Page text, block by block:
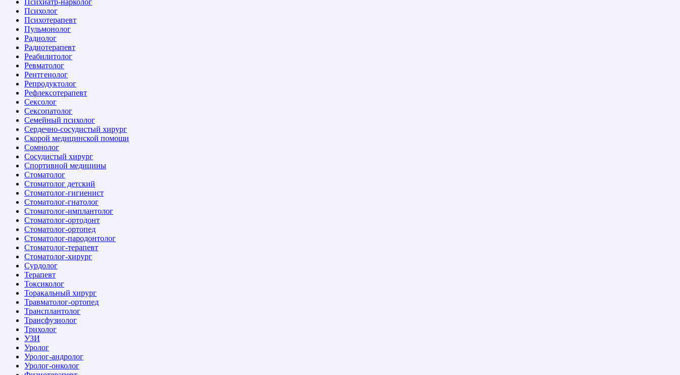
Психиатр-нарколог
Психолог
Психотерапевт
Пульмонолог
Радиолог
Радиотерапевт
Реабилитолог
Ревматолог
Рентгенолог
Репродуктолог
Рефлексотерапевт
Сексолог
Сексопатолог
Семейный психолог
Сердечно-сосудистый хирург
Скорой медицинской помощи
Сомнолог
Сосудистый хирург
Спортивной медицины
Стоматолог
Стоматолог детский
Стоматолог-гигиенист
Стоматолог-гнатолог
Стоматолог-имплантолог
Стоматолог-ортодонт
Стоматолог-ортопед
Стоматолог-пародонтолог
Стоматолог-терапевт
Стоматолог-хирург
Сурдолог
Терапевт
Токсиколог
Торакальный хирург
Травматолог-ортопед
Трансплантолог
Трансфузиолог
Трихолог
УЗИ
Уролог
Уролог-андролог
Уролог-онколог